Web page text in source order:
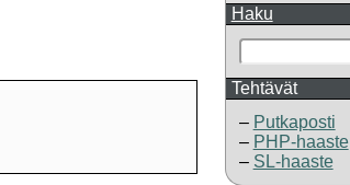
Haku
Tehtävät
Putkaposti
PHP-haaste
SL-haaste